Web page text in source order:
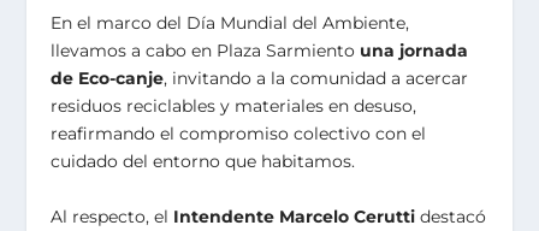
En el marco del Día Mundial del Ambiente,
llevamos a cabo en Plaza Sarmiento una jornada
de Eco-canje, invitando a la comunidad a acercar
residuos reciclables y materiales en desuso,
reafirmando el compromiso colectivo con el
cuidado del entorno que habitamos.
Al respecto, el Intendente Marcelo Cerutti destacó